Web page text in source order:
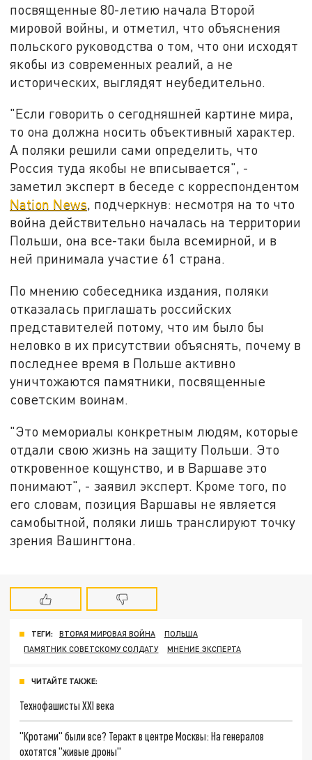
посвященные 80-летию начала Второй
мировой войны, и отметил, что объяснения
польского руководства о том, что они исходят
якобы из современных реалий, а не
исторических, выглядят неубедительно.
"Если говорить о сегодняшней картине мира,
то она должна носить объективный характер.
А поляки решили сами определить, что
Россия туда якобы не вписывается", -
заметил эксперт в беседе с корреспондентом
Nation News, подчеркнув: несмотря на то что
война действительно началась на территории
Польши, она все-таки была всемирной, и в
ней принимала участие 61 страна.
По мнению собеседника издания, поляки
отказалась приглашать российских
представителей потому, что им было бы
неловко в их присутствии объяснять, почему в
последнее время в Польше активно
уничтожаются памятники, посвященные
советским воинам.
"Это мемориалы конкретным людям, которые
отдали свою жизнь на защиту Польши. Это
откровенное кощунство, и в Варшаве это
понимают", - заявил эксперт. Кроме того, по
его словам, позиция Варшавы не является
самобытной, поляки лишь транслируют точку
зрения Вашингтона.
ТЕГИ: ВТОРАЯ МИРОВАЯ ВОЙНА
ПОЛЬША
ПАМЯТНИК СОВЕТСКОМУ СОЛДАТУ
МНЕНИЕ ЭКСПЕРТА
ЧИТАЙТЕ ТАКЖЕ:
Технофашисты XXI века
"Кротами" были все? Теракт в центре Москвы: На генералов
охотятся "живые дроны"